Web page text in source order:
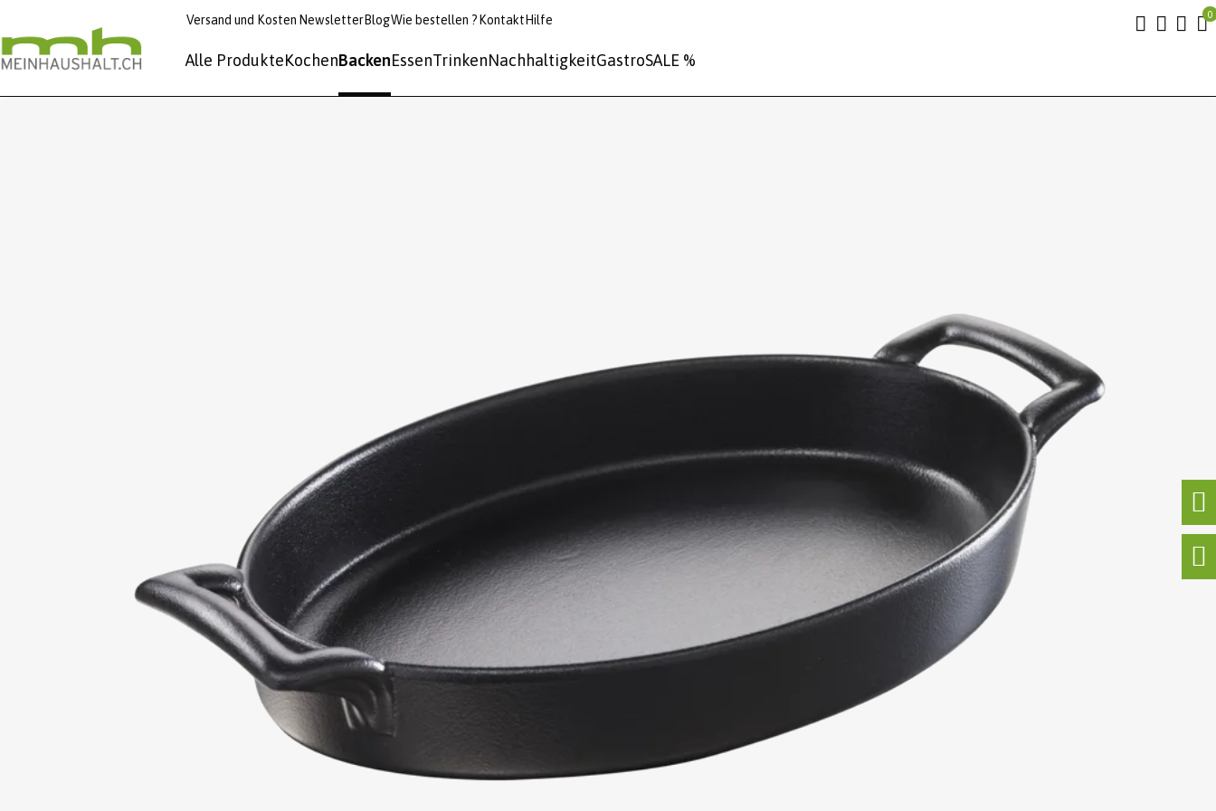
Versand und Kosten NewsletterBlogWie bestellen ? Kontakt Hilfe
Alle ProdukteKochenBackenEssenTrinkenNachhaltigkeitGastroSALE %